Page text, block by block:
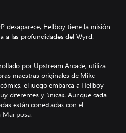
desaparece, Hellboy tiene la misión
a las profundidades del Wyrd.
por Upstream Arcade, utiliza
maestras originales de Mike
el juego embarca a Hellboy
diferentes y únicas. Aunque cada
están conectadas con el
Mariposa.